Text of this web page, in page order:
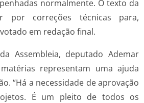
normalmente. O texto da
por correções técnicas para,
em redação final.
Assembleia, deputado Ademar
representam uma ajuda
“Há a necessidade de aprovação
É um pleito de todos os